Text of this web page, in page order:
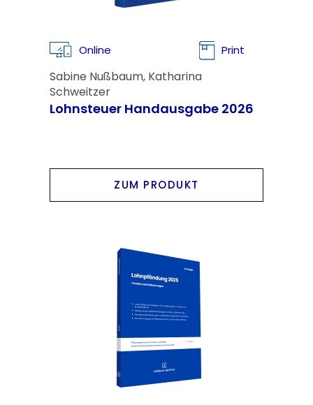
Online Print
Sabine Nußbaum, Katharina
Schweitzer
Lohnsteuer Handausgabe 2026
ZUM PRODUKT